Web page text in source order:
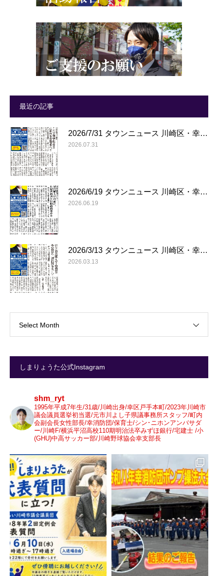
最近の記事
2026/7/31 タウンニュース 川崎区・幸…
2026.07.31
2026/6/19 タウンニュース 川崎区・幸…
2026.06.19
2026/3/13 タウンニュース 川崎区・幸…
2026.03.13
Select Month
しまりょうた公式Instagram
shm_ryt
1995年平成7年生/31歳/川崎出身/幸区戸手本町/2023年川崎市
議会議員選挙初当選/元市川よし子県議事務所スタッフ/町内
会副会長女性部長/幸消防団/保育士/シン･ニホンアンバサダ
ー/川崎F/横浜平沼高校110期明治法卒みずほ銀行/宅建士 /小
(GHU)中高サッカー部/川崎野球協会幸支部長